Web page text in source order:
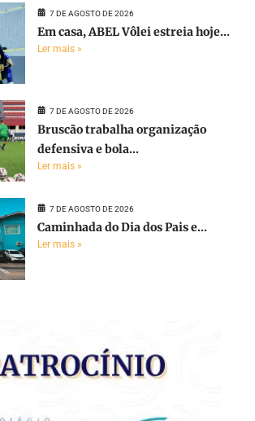
7 DE AGOSTO DE 2026
Em casa, ABEL Vôlei estreia hoje...
Ler mais »
7 DE AGOSTO DE 2026
Bruscão trabalha organização
defensiva e bola...
Ler mais »
7 DE AGOSTO DE 2026
Caminhada do Dia dos Pais e...
Ler mais »